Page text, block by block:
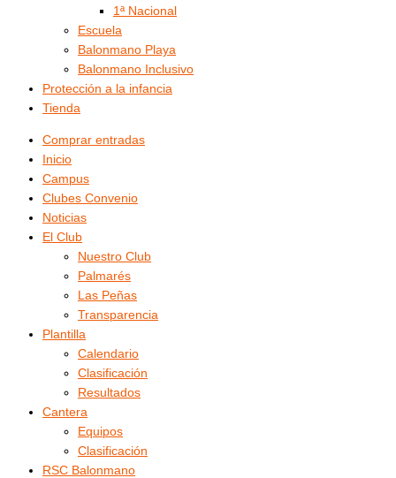
1ª Nacional
Escuela
Balonmano Playa
Balonmano Inclusivo
Protección a la infancia
Tienda
Comprar entradas
Inicio
Campus
Clubes Convenio
Noticias
El Club
Nuestro Club
Palmarés
Las Peñas
Transparencia
Plantilla
Calendario
Clasificación
Resultados
Cantera
Equipos
Clasificación
RSC Balonmano